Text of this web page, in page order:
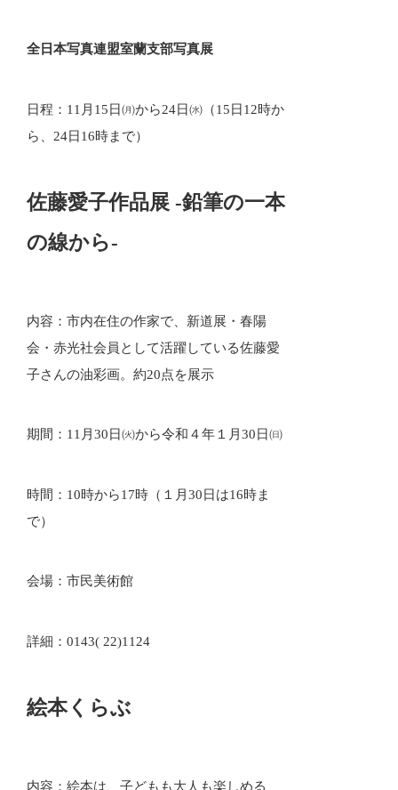
全日本写真連盟室蘭支部写真展
日程：11月15日㈪から24日㈬（15日12時か
ら、24日16時まで）
佐藤愛子作品展 -鉛筆の一本
の線から-
内容：市内在住の作家で、新道展・春陽
会・赤光社会員として活躍している佐藤愛
子さんの油彩画。約20点を展示
期間：11月30日㈫から令和４年１月30日㈰
時間：10時から17時（１月30日は16時ま
で）
会場：市民美術館
詳細：0143( 22)1124
絵本くらぶ
内容：絵本は、子どもも大人も楽しめる